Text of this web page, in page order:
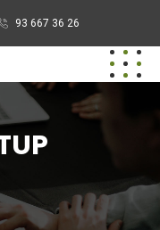
93 667 36 26